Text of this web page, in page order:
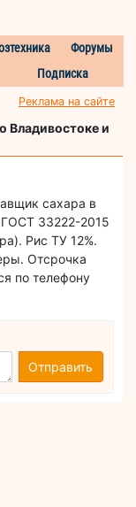
Форумы
Подписка
Реклама на сайте
Владивостоке и
сахара в
ГОСТ 33222-2015
Рис ТУ 12%.
Отсрочка
по телефону
Отправить